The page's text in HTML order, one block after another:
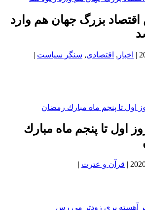
بزرگ جهان هم وارد
| اخبار , اقتصادی, سنگر سیاست |
اول تا پنجم ماه مبارك
| قرآن و عترت |